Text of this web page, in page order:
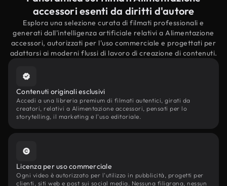
accessori esenti da diritti d'autore
Esplora una selezione curata di filmati professionali e
generati dall'intelligenza artificiale relativi a Alimentazione
accessori, autorizzati per l'uso commerciale e progettati per
adattarsi ai moderni flussi di lavoro di creazione di contenuti.
Contenuti originali esclusivi
Accedi a una libreria premium di filmati autentici, girati da
creatori, relativi a Alimentazione accessori, pensati per lo
storytelling, il marketing e l'uso editoriale.
Licenza per uso commerciale
Ogni video è autorizzato per l'utilizzo in pubblicità, progetti per
clienti, siti web e post sui social media. Nessuna filigrana, nessun